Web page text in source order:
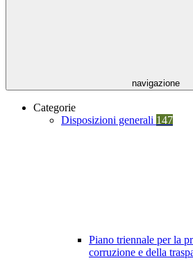
navigazione
Categorie
Disposizioni generali 147
Piano triennale per la
corruzione e della